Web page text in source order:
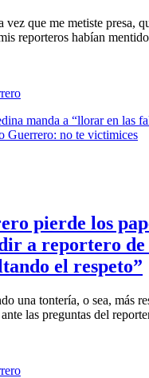
vez que me metiste presa,
reporteros habían
pierde los
a reportero
el respeto”
una tontería, o sea, más
las preguntas del